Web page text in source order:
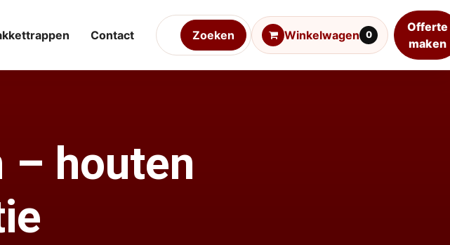
Winkelwagen 0
Offerte
maken
Contact Zoeken
houten